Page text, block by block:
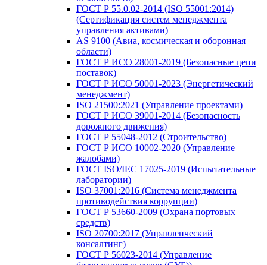
ГОСТ Р 55.0.02-2014 (ISO 55001:2014)
(Сертификация систем менеджмента
управления активами)
AS 9100 (Авиа, космическая и оборонная
области)
ГОСТ Р ИСО 28001-2019 (Безопасные цепи
поставок)
ГОСТ Р ИСО 50001-2023 (Энергетический
менеджмент)
ISO 21500:2021 (Управление проектами)
ГОСТ Р ИСО 39001-2014 (Безопасность
дорожного движения)
ГОСТ Р 55048-2012 (Строительство)
ГОСТ Р ИСО 10002-2020 (Управление
жалобами)
ГОСТ ISO/IEC 17025-2019 (Испытательные
лаборатории)
ISO 37001:2016 (Система менеджмента
противодействия коррупции)
ГОСТ Р 53660-2009 (Охрана портовых
средств)
ISO 20700:2017 (Управленческий
консалтинг)
ГОСТ Р 56023-2014 (Управление